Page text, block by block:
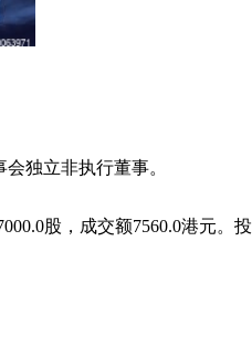
独立非执行董事。
股，成交额7560.0港元。投